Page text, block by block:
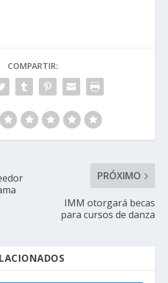
COMPARTIR:
PRÓXIMO
IMM otorgará becas
para cursos de danza